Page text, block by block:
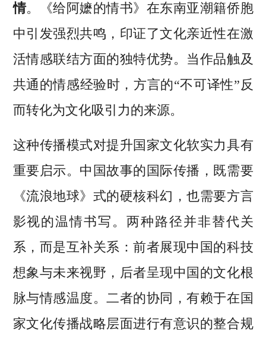
情。《给阿嬷的情书》在东南亚潮籍侨胞
中引发强烈共鸣，印证了文化亲近性在激
活情感联结方面的独特优势。当作品触及
共通的情感经验时，方言的“不可译性”反
而转化为文化吸引力的来源。
这种传播模式对提升国家文化软实力具有
重要启示。中国故事的国际传播，既需要
《流浪地球》式的硬核科幻，也需要方言
影视的温情书写。两种路径并非替代关
系，而是互补关系：前者展现中国的科技
想象与未来视野，后者呈现中国的文化根
脉与情感温度。二者的协同，有赖于在国
家文化传播战略层面进行有意识的整合规